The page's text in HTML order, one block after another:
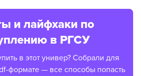
и лайфхаки по
в РГСУ
в этот универ? Собрали для
формате — все способы попасть